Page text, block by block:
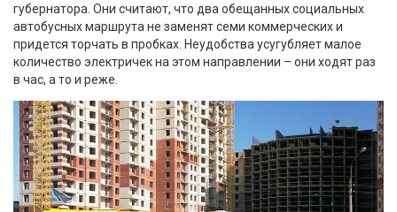
губернатора. Они считают, что два обещанных социальных
автобусных маршрута не заменят семи коммерческих и
придется торчать в пробках. Неудобства усугубляет малое
количество электричек на этом направлении – они ходят раз
в час, а то и реже.